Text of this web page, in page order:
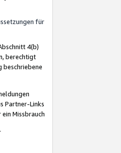
für
4(b)
berechtigt
beschriebene
Partner-Links
Missbrauch